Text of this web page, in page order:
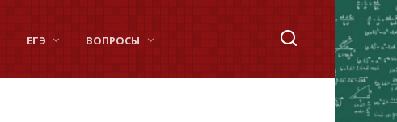
ЕГЭ ВОПРОСЫ